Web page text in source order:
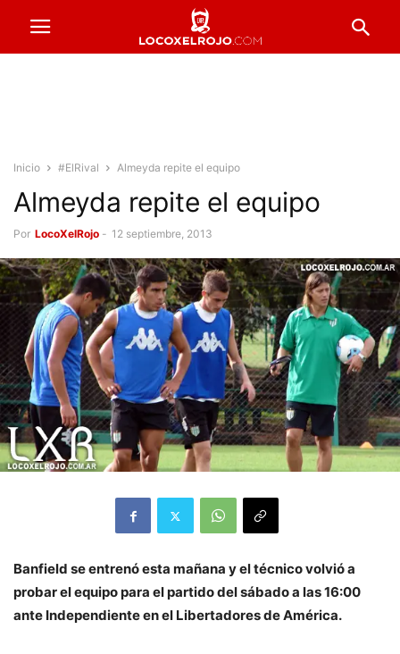
Inicio #ElRival Almeyda repite el equipo
Almeyda repite el equipo
Por LocoXelRojo - 12 septiembre, 2013
Banfield se entrenó esta mañana y el técnico volvió a
probar el equipo para el partido del sábado a las 16:00
ante Independiente en el Libertadores de América.